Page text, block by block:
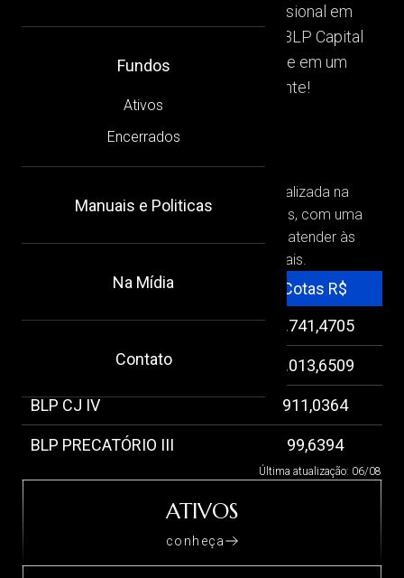
Fundos
Ativos
Encerrados
Manuais e Politicas
Na Mídia
Contato
mercado de capitais e histórico profissional em
renomadas instituições financeiras, a BLP Capital
tem construído a sua história com base em um
princípio absoluto: o dinheiro é do cliente!
Nossos Fundos
Fundada em 2010, a BLP Capital é especializada na
gestão de fundos estruturados alternativos, com uma
abordagem inovadora e estratégica para atender às
necessidades dos investidores profissionais.
Cotas R$
BLP W
1.741,4705
2.013,6509
BLP CJ IV 911,0364
BLP PRECATÓRIO III 99,6394
Última atualização: 06/08
ATIVOS
conheça